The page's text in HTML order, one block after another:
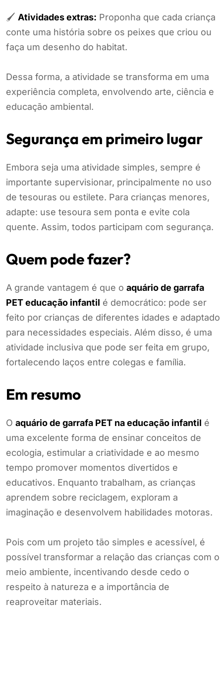
🖌️ Atividades extras: Proponha que cada criança
conte uma história sobre os peixes que criou ou
faça um desenho do habitat.
Dessa forma, a atividade se transforma em uma
experiência completa, envolvendo arte, ciência e
educação ambiental.
Segurança em primeiro lugar
Embora seja uma atividade simples, sempre é
importante supervisionar, principalmente no uso
de tesouras ou estilete. Para crianças menores,
adapte: use tesoura sem ponta e evite cola
quente. Assim, todos participam com segurança.
Quem pode fazer?
A grande vantagem é que o aquário de garrafa
PET educação infantil é democrático: pode ser
feito por crianças de diferentes idades e adaptado
para necessidades especiais. Além disso, é uma
atividade inclusiva que pode ser feita em grupo,
fortalecendo laços entre colegas e família.
Em resumo
O aquário de garrafa PET na educação infantil é
uma excelente forma de ensinar conceitos de
ecologia, estimular a criatividade e ao mesmo
tempo promover momentos divertidos e
educativos. Enquanto trabalham, as crianças
aprendem sobre reciclagem, exploram a
imaginação e desenvolvem habilidades motoras.
Pois com um projeto tão simples e acessível, é
possível transformar a relação das crianças com o
meio ambiente, incentivando desde cedo o
respeito à natureza e a importância de
reaproveitar materiais.